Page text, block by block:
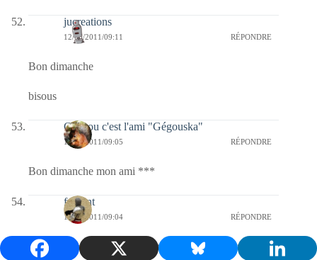
jucreations
12/06/2011/09:11 RÉPONDRE
Bon dimanche
bisous
Coucou c'est l'ami "Gégouska"
12/06/2011/09:05 RÉPONDRE
Bon dimanche mon ami ***
fulgent
12/06/2011/09:04 RÉPONDRE
un couple à trois en fin de compte ,dimanchissime